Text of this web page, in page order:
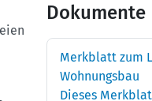
Dokumente
Merkblatt zum
Wohnungsbau
Dieses